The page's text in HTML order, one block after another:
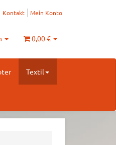
Kontakt Mein Konto
0,00 €
Textil